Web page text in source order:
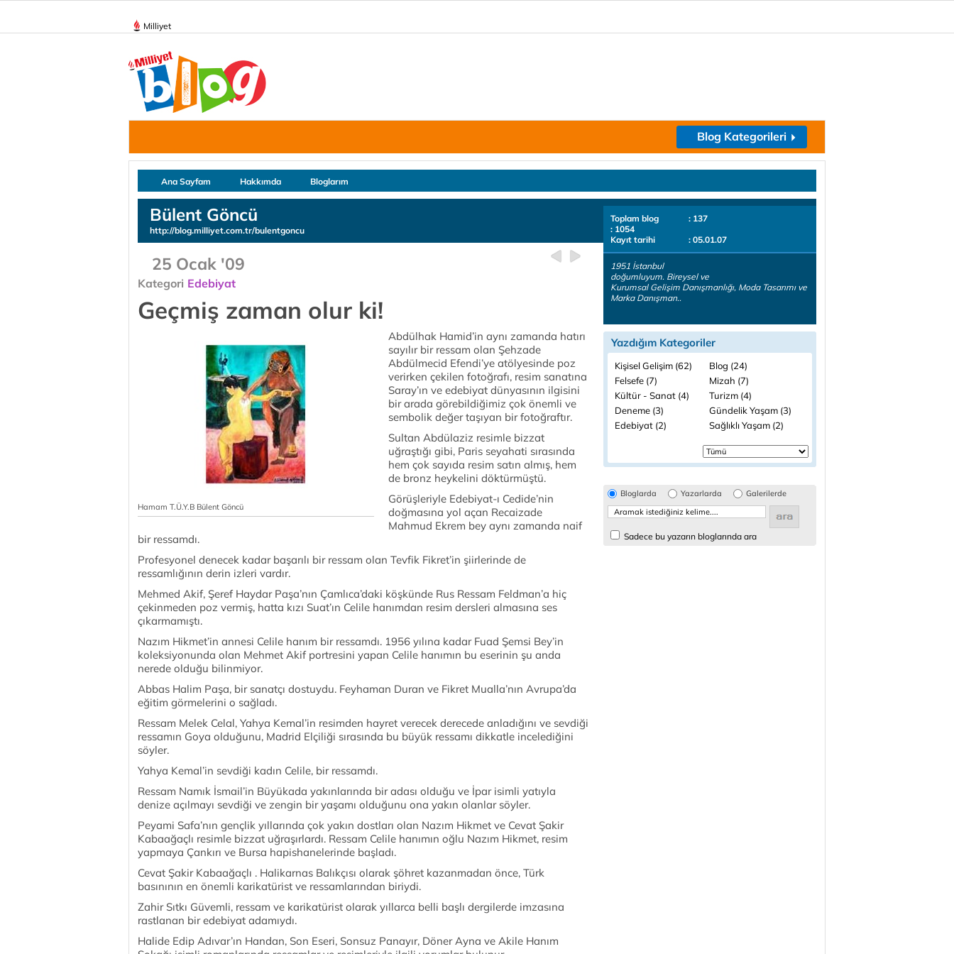
Milliyet
Blog Kategorileri
Ana Sayfam Hakkımda Bloglarım
Bülent Göncü
http://blog.milliyet.com.tr/bulentgoncu
25 Ocak '09
Kategori Edebiyat
Geçmiş zaman olur ki!
Hamam T.Ü.Y.B Bülent Göncü
Abdülhak Hamid’in aynı zamanda hatırı
sayılır bir ressam olan Şehzade
Abdülmecid Efendi’ye atölyesinde poz
verirken çekilen fotoğrafı, resim sanatına
Saray’ın ve edebiyat dünyasının ilgisini
bir arada görebildiğimiz çok önemli ve
sembolik değer taşıyan bir fotoğraftır.
Sultan Abdülaziz resimle bizzat
uğraştığı gibi, Paris seyahati sırasında
hem çok sayıda resim satın almış, hem
de bronz heykelini döktürmüştü.
Görüşleriyle Edebiyat-ı Cedide’nin
doğmasına yol açan Recaizade
Mahmud Ekrem bey aynı zamanda naif
bir ressamdı.
Profesyonel denecek kadar başarılı bir ressam olan Tevfik Fikret’in şiirlerinde de
ressamlığının derin izleri vardır.
Mehmed Akif, Şeref Haydar Paşa’nın Çamlıca’daki köşkünde Rus Ressam Feldman’a hiç
çekinmeden poz vermiş, hatta kızı Suat’ın Celile hanımdan resim dersleri almasına ses
çıkarmamıştı.
Nazım Hikmet’in annesi Celile hanım bir ressamdı. 1956 yılına kadar Fuad Şemsi Bey’in
koleksiyonunda olan Mehmet Akif portresini yapan Celile hanımın bu eserinin şu anda
nerede olduğu bilinmiyor.
Abbas Halim Paşa, bir sanatçı dostuydu. Feyhaman Duran ve Fikret Mualla’nın Avrupa’da
eğitim görmelerini o sağladı.
Ressam Melek Celal, Yahya Kemal’in resimden hayret verecek derecede anladığını ve sevdiği
ressamın Goya olduğunu, Madrid Elçiliği sırasında bu büyük ressamı dikkatle incelediğini
söyler.
Yahya Kemal’in sevdiği kadın Celile, bir ressamdı.
Ressam Namık İsmail’in Büyükada yakınlarında bir adası olduğu ve İpar isimli yatıyla
denize açılmayı sevdiği ve zengin bir yaşamı olduğunu ona yakın olanlar söyler.
Peyami Safa’nın gençlik yıllarında çok yakın dostları olan Nazım Hikmet ve Cevat Şakir
Kabaağaçlı resimle bizzat uğraşırlardı. Ressam Celile hanımın oğlu Nazım Hikmet, resim
yapmaya Çankırı ve Bursa hapishanelerinde başladı.
Cevat Şakir Kabaağaçlı . Halikarnas Balıkçısı olarak şöhret kazanmadan önce, Türk
basınının en önemli karikatürist ve ressamlarından biriydi.
Zahir Sıtkı Güvemli, ressam ve karikatürist olarak yıllarca belli başlı dergilerde imzasına
rastlanan bir edebiyat adamıydı.
Halide Edip Adıvar’ın Handan, Son Eseri, Sonsuz Panayır, Döner Ayna ve Akile Hanım
Toplam blog
: 137
: 1054
Kayıt tarihi
: 05.01.07
1951 İstanbul
doğumluyum. Bireysel ve
Kurumsal Gelişim Danışmanlığı, Moda Tasarımı ve
Marka Danışman..
Yazdığım Kategoriler
Kişisel Gelişim (62)
Blog (24)
Felsefe (7)
Mizah (7)
Kültür - Sanat (4)
Turizm (4)
Deneme (3)
Gündelik Yaşam (3)
Edebiyat (2)
Sağlıklı Yaşam (2)
Bloglarda Yazarlarda Galerilerde
Sadece bu yazarın bloglarında ara